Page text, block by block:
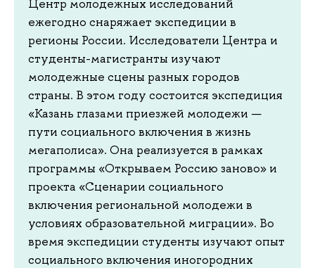
Центр молодежных исследований
ежегодно снаряжает экспедиции в
регионы России. Исследователи Центра и
студенты-магистранты изучают
молодежные сцены разных городов
страны. В этом году состоится экспедиция
«Казань глазами приезжей молодежи —
пути социального включения в жизнь
мегаполиса». Она реализуется в рамках
программы «Открываем Россию заново» и
проекта «Сценарии социального
включения региональной молодежи в
условиях образовательной миграции». Во
время экспедиции студенты изучают опыт
социального включения иногородних